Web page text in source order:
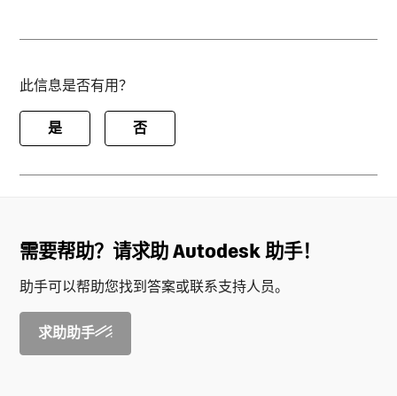
此信息是否有用？
是 否
需要帮助？请求助 Autodesk 助手！
助手可以帮助您找到答案或联系支持人员。
求助助手